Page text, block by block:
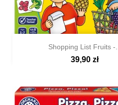
Szybki podgląd
Shopping List Fruits -...
39,90 zł